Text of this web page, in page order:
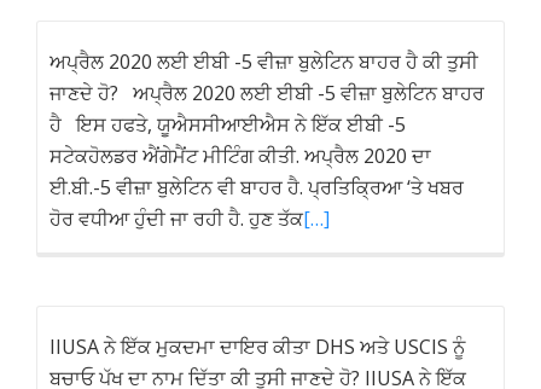
ਅਪ੍ਰੈਲ 2020 ਲਈ ਈਬੀ -5 ਵੀਜ਼ਾ ਬੁਲੇਟਿਨ ਬਾਹਰ ਹੈ ਕੀ ਤੁਸੀ
ਜਾਣਦੇ ਹੋ? ਅਪ੍ਰੈਲ 2020 ਲਈ ਈਬੀ -5 ਵੀਜ਼ਾ ਬੁਲੇਟਿਨ ਬਾਹਰ
ਹੈ ਇਸ ਹਫਤੇ, ਯੂਐਸਸੀਆਈਐਸ ਨੇ ਇੱਕ ਈਬੀ -5
ਸਟੇਕਹੋਲਡਰ ਐਂਗੇਮੈਂਟ ਮੀਟਿੰਗ ਕੀਤੀ. ਅਪ੍ਰੈਲ 2020 ਦਾ
ਈ.ਬੀ.-5 ਵੀਜ਼ਾ ਬੁਲੇਟਿਨ ਵੀ ਬਾਹਰ ਹੈ. ਪ੍ਰਤਿਕ੍ਰਿਆ ‘ਤੇ ਖਬਰ
ਹੋਰ ਵਧੀਆ ਹੁੰਦੀ ਜਾ ਰਹੀ ਹੈ. ਹੁਣ ਤੱਕ[…]
IIUSA ਨੇ ਇੱਕ ਮੁਕਦਮਾ ਦਾਇਰ ਕੀਤਾ DHS ਅਤੇ USCIS ਨੂੰ
ਬਚਾਓ ਪੱਖ ਦਾ ਨਾਮ ਦਿੱਤਾ ਕੀ ਤੁਸੀ ਜਾਣਦੇ ਹੋ? IIUSA ਨੇ ਇੱਕ